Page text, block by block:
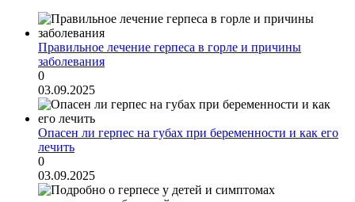
Правильное лечение герпеса в горле и причины
заболевания
0
03.09.2025
Опасен ли герпес на губах при беременности и как его
лечить
0
03.09.2025